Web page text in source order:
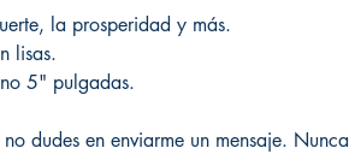
la prosperidad y más.
lisas.
5" pulgadas.
dudes en enviarme un mensaje. Nunca